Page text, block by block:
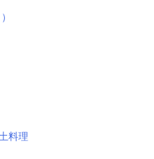
料理